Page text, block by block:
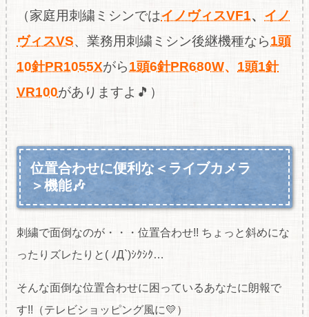
（家庭用刺繍ミシンではイノヴィスVF1、 イノ
ヴィスVS、業務用刺繍ミシン後継機種なら1頭
10針PR1055Xがら1頭6針PR680W、 1頭1針
VR100がありますよ🎵）
位置合わせに便利な＜ライブカメラ
＞機能🎶
刺繍で面倒なのが・・・位置合わせ!! ちょっと斜めにな
ったりズレたりと( ﾉД`)ｼｸｼｸ…
そんな面倒な位置合わせに困っているあなたに朗報で
す!!（テレビショッピング風に💛）